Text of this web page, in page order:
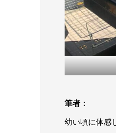
筆者：
幼い頃に体感